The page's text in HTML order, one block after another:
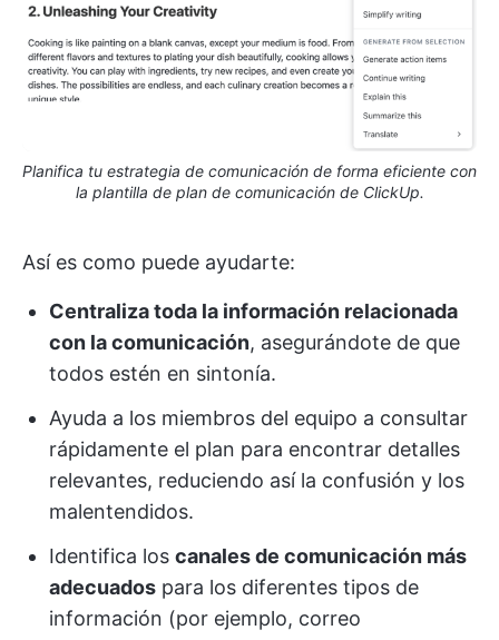
Planifica tu estrategia de comunicación de forma eficiente con
la plantilla de plan de comunicación de ClickUp.
Así es como puede ayudarte:
Centraliza toda la información relacionada
con la comunicación, asegurándote de que
todos estén en sintonía.
Ayuda a los miembros del equipo a consultar
rápidamente el plan para encontrar detalles
relevantes, reduciendo así la confusión y los
malentendidos.
Identifica los canales de comunicación más
adecuados para los diferentes tipos de
información (por ejemplo, correo